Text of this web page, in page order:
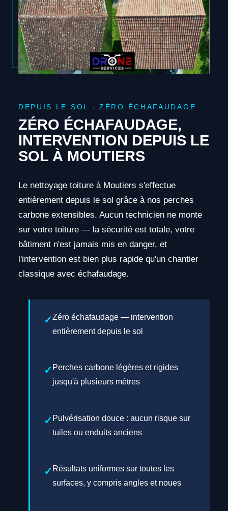
DEPUIS LE SOL · ZÉRO ÉCHAFAUDAGE
ZÉRO ÉCHAFAUDAGE,
INTERVENTION DEPUIS LE
SOL À MOUTIERS
Le nettoyage toiture à Moutiers s'effectue
entièrement depuis le sol grâce à nos perches
carbone extensibles. Aucun technicien ne monte
sur votre toiture — la sécurité est totale, votre
bâtiment n'est jamais mis en danger, et
l'intervention est bien plus rapide qu'un chantier
classique avec échafaudage.
Zéro échafaudage — intervention
entièrement depuis le sol
Perches carbone légères et rigides
jusqu'à plusieurs mètres
Pulvérisation douce : aucun risque sur
tuiles ou enduits anciens
Résultats uniformes sur toutes les
surfaces, y compris angles et noues